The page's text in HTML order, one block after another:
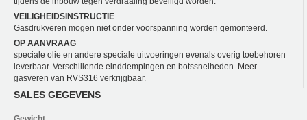
VEILIGHEIDSINSTRUCTIE
Gasdrukveren mogen niet onder voorspanning worden gemonteerd.
OP AANVRAAG
speciale olie en andere speciale uitvoeringen evenals overig toebehoren
leverbaar. Verschillende einddempingen en botssnelheden. Meer
gasveren van RVS316 verkrijgbaar.
SALES GEGEVENS